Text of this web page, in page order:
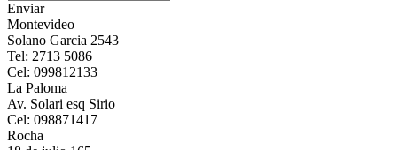
Enviar
Montevideo
Solano Garcia 2543
Tel: 2713 5086
Cel: 099812133
La Paloma
Av. Solari esq Sirio
Cel: 098871417
Rocha